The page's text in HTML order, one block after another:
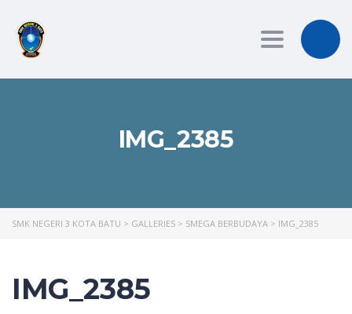
Toggle
IMG_2385
SMK NEGERI 3 KOTA BATU > GALLERIES > SMEGA BERBUDAYA > IMG_2385
IMG_2385